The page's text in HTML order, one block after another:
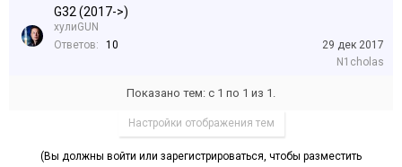
G32 (2017->)
хулиGUN
Ответов:
10
29 дек 2017
N1cholas
Показано тем: с 1 по 1 из 1.
Настройки отображения тем
(Вы должны войти или зарегистрироваться, чтобы разместить